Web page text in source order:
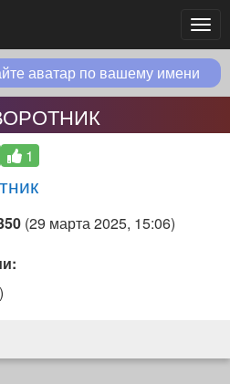
аватар по вашему имени
1
(29 марта 2025, 15:06)